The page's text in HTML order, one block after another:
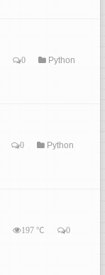
0 Python
0 Python
197℃ 0